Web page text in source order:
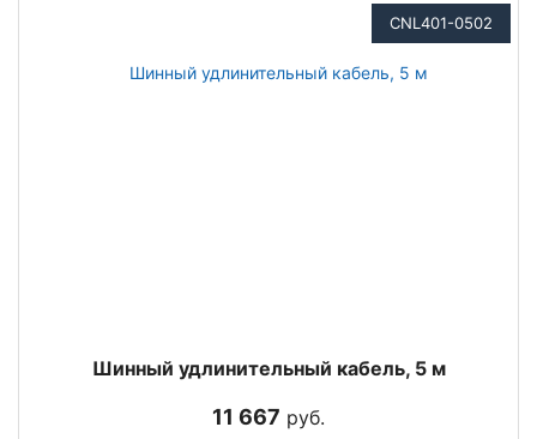
CNL401-0502
Шинный удлинительный кабель, 5 м
11 667 руб.